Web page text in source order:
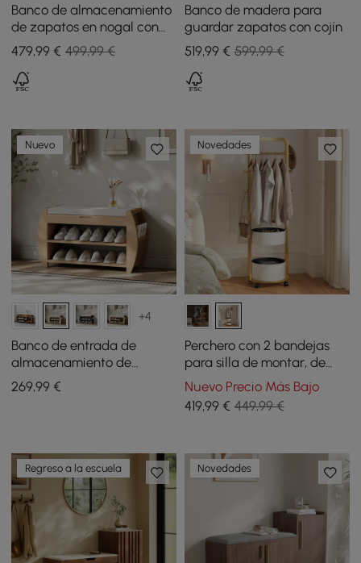
Banco de almacenamiento
de zapatos en nogal con
armario a la izquierda
para entrada
479,99 € 499,99 €
Banco de madera para
guardar zapatos con cojín
519,99€ 599,99 €
Nuevo
+4
Banco de entrada de
almacenamiento de
zapatos de madera
maciza natural de 32'' con
269,99 €
Novedades
Perchero con 2 bandejas
para silla de montar, de
piel, tipo árbol
Nuevo Precio Más Bajo
419,99€ 449,99 €
Regreso a la escuela Novedades